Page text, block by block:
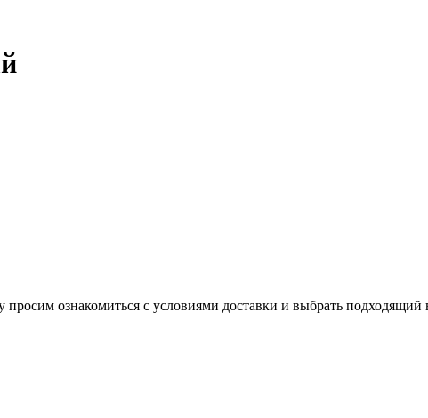
ознакомиться с условиями доставки и выбрать подходящий